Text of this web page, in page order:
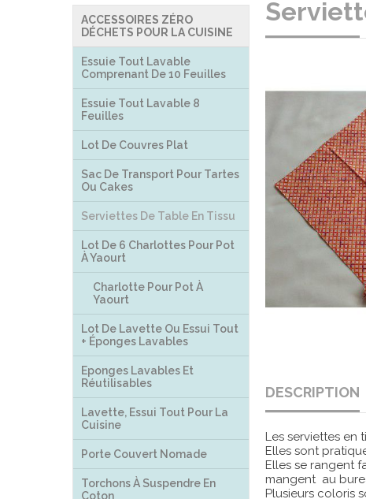
ACCESSOIRES ZÉRO
DÉCHETS POUR LA CUISINE
Essuie Tout Lavable
Comprenant De 10 Feuilles
Essuie Tout Lavable 8
Feuilles
Lot De Couvres Plat
Sac De Transport Pour Tartes
Ou Cakes
Serviettes De Table En Tissu
Lot De 6 Charlottes Pour Pot
À Yaourt
Charlotte Pour Pot À
Yaourt
Lot De Lavette Ou Essui Tout
+ Éponges Lavables
Eponges Lavables Et
Réutilisables
Lavette, Essui Tout Pour La
Cuisine
Porte Couvert Nomade
Torchons À Suspendre En
Coton
DESCRIPTION
Les serviettes en
Elles sont
Elles se rangent
mangent au
Plusieurs coloris